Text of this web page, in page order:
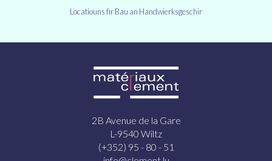
Locatiouns fir Bau an Handwierksgeschir
2B Avenue de la Gare
L-9540 Wiltz
(+352) 95 - 80 - 51